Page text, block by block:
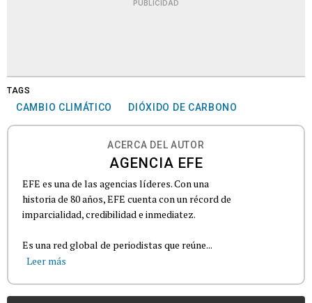
PUBLICIDAD
TAGS
CAMBIO CLIMÁTICO DIÓXIDO DE CARBONO
ACERCA DEL AUTOR
AGENCIA EFE
EFE es una de las agencias líderes. Con una
historia de 80 años, EFE cuenta con un récord de
imparcialidad, credibilidad e inmediatez.
Es una red global de periodistas que reúne...
Leer más